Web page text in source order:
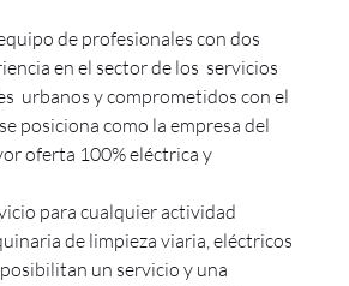
de profesionales con dos
en el sector de los servicios
urbanos y comprometidos con el
posiciona como la empresa del
oferta 100% eléctrica y
para cualquier actividad
de limpieza viaria, eléctricos
un servicio y una